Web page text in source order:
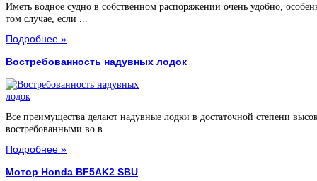
Иметь водное судно в собственном распоряжении очень удобно,
том случае, если ...
Подробнее »
Востребованность надувных лодок
Все преимущества делают надувные лодки в достаточной степени
востребованными во в...
Подробнее »
Мотор Honda BF5AK2 SBU